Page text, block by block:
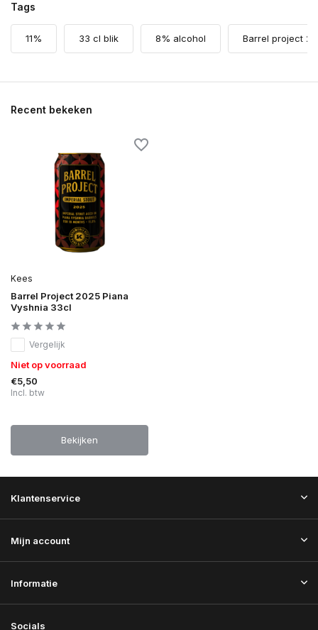
Tags
11% 33 cl blik 8% alcohol Barrel project
Recent bekeken
Kees
Barrel Project 2025 Piana
Vyshnia 33cl
Vergelijk
Niet op voorraad
€5,50
Incl. btw
Bekijken
Klantenservice
Mijn account
Informatie
Socials